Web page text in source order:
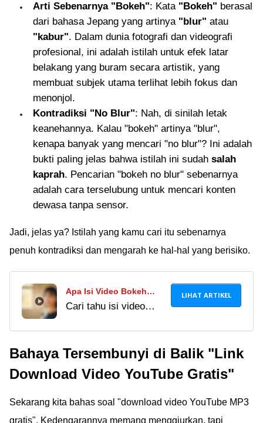
Arti Sebenarnya "Bokeh": Kata "Bokeh" berasal
dari bahasa Jepang yang artinya "blur" atau
"kabur". Dalam dunia fotografi dan videografi
profesional, ini adalah istilah untuk efek latar
belakang yang buram secara artistik, yang
membuat subjek utama terlihat lebih fokus dan
menonjol.
Kontradiksi "No Blur": Nah, di sinilah letak
keanehannya. Kalau "bokeh" artinya "blur",
kenapa banyak yang mencari "no blur"? Ini adalah
bukti paling jelas bahwa istilah ini sudah salah
kaprah. Pencarian "bokeh no blur" sebenarnya
adalah cara terselubung untuk mencari konten
dewasa tanpa sensor.
Jadi, jelas ya? Istilah yang kamu cari itu sebenarnya
penuh kontradiksi dan mengarah ke hal-hal yang berisiko.
Apa Isi Video Bokeh
Word Origin Japanese
Sebenarnya?
Cari tahu isi video
full version English
translation yang
sesungguhnya. Ini
penjelasan & cara
LIHAT ARTIKEL
Bahaya Tersembunyi di Balik "Link
Download Video YouTube Gratis"
Sekarang kita bahas soal "download video YouTube MP3
gratis". Kedengarannya memang menggiurkan, tapi